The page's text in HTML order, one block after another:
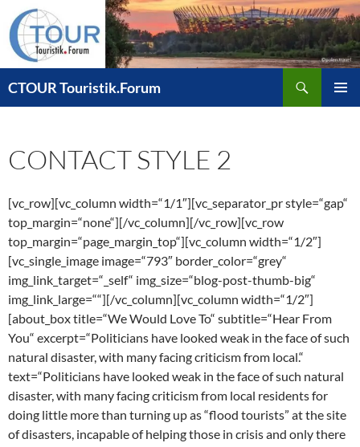
Zum
Inhalt
springen
CTOUR Touristik.Forum
CONTACT STYLE 2
[vc_row][vc_column width=“1/1″][vc_separator_pr style=“gap“
top_margin=“none“][/vc_column][/vc_row][vc_row
top_margin=“page_margin_top“][vc_column width=“1/2″]
[vc_single_image image=“793″ border_color=“grey“
img_link_target=“_self“ img_size=“blog-post-thumb-big“
img_link_large=““][/vc_column][vc_column width=“1/2″]
[about_box title=“We Would Love To“ subtitle=“Hear From
You“ excerpt=“Politicians have looked weak in the face of such
natural disaster, with many facing criticism from local.“
text=“Politicians have looked weak in the face of such natural
disaster, with many facing criticism from local residents for
doing little more than turning up as “flood tourists” at the site
of disasters, incapable of helping those in crisis and only there